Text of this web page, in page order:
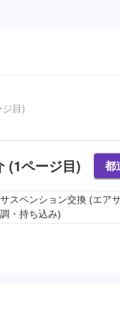
目)
(1ページ目) 都
サスペンション交換 (エア
調・持ち込み)